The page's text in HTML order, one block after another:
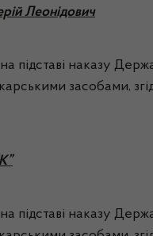
Леонідович
наказу
засобами,
підставі наказу